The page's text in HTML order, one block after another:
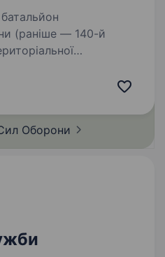
(раніше — 140-й
Оборони